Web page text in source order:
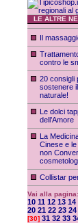
LE ALTRE
Il
contro le
20 consigli
sostenere
naturale!
Le dolci
dell’Amore
La
Cinese e
non
Collistar
Vai alla pagina:
10 11 12 13 14
20 21 22 23 24
[30] 31 32 33